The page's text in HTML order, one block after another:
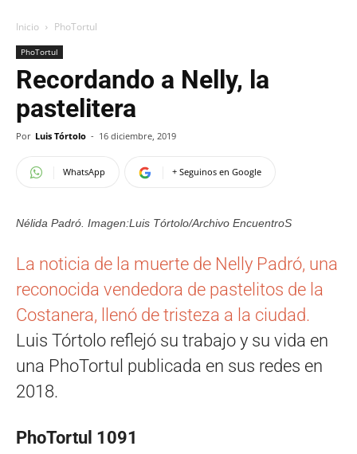
Inicio PhoTortul
PhoTortul
Recordando a Nelly, la
pastelitera
Por Luis Tórtolo - 16 diciembre, 2019
WhatsApp + Seguinos en Google
Nélida Padró. Imagen:Luis Tórtolo/Archivo EncuentroS
La noticia de la muerte de Nelly Padró, una
reconocida vendedora de pastelitos de la
Costanera, llenó de tristeza a la ciudad.
Luis Tórtolo reflejó su trabajo y su vida en
una PhoTortul publicada en sus redes en
2018.
PhoTortul 1091